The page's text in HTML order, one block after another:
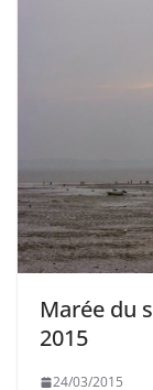
Marée du
2015
24/03/2015